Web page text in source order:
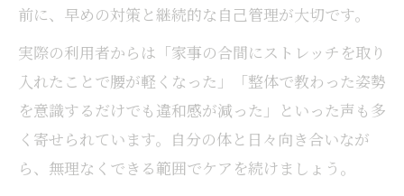
前に、早めの対策と継続的な自己管理が大切です。
実際の利用者からは「家事の合間にストレッチを取り
入れたことで腰が軽くなった」「整体で教わった姿勢
を意識するだけでも違和感が減った」といった声も多
く寄せられています。自分の体と日々向き合いなが
ら、無理なくできる範囲でケアを続けましょう。